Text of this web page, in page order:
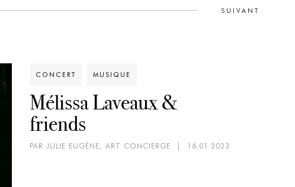
SUIVANT
CONCERT MUSIQUE
Mélissa Laveaux &
friends
PAR JULIE EUGÈNE, ART CONCIERGE 16.01.2023